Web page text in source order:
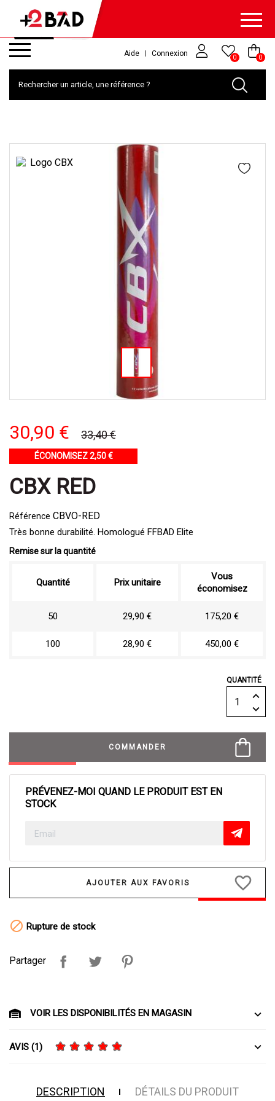
Aide Connexion 0 0
30,90 € 33,40 €
ÉCONOMISEZ 2,50 €
CBX RED
Référence CBVO-RED
Très bonne durabilité. Homologué FFBAD Elite
Remise sur la quantité
Quantité Prix unitaire
Vous
économisez
50 29,90 € 175,20 €
100 28,90 € 450,00 €
QUANTITÉ
COMMANDER
PRÉVENEZ-MOI QUAND LE PRODUIT EST EN
STOCK
favorite_border
 Rupture de stock
Partager
VOIR LES DISPONIBILITÉS EN MAGASIN
AVIS (1)
DESCRIPTION DÉTAILS DU PRODUIT